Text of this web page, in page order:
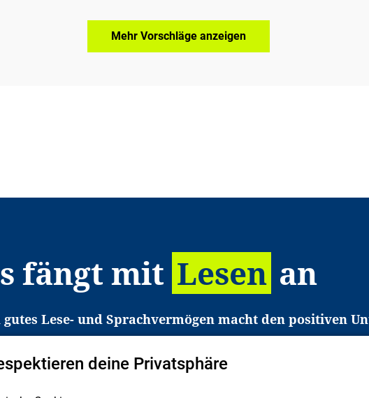
Mehr Vorschläge anzeigen
fängt mit Lesen an
gutes Lese- und Sprachvermögen macht den positiven
den Zugang zu Bildung und einem erfolgreichen
in Deutschland haben aber große Schwierigkeiten
gezielt an Familien sowie an Erzieher*innen,
deine Privatsphäre